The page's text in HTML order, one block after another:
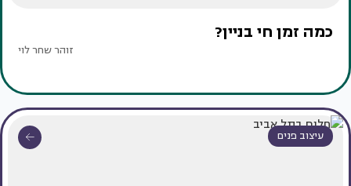
כמה זמן חי בניין?
זוהר שחר לוי
עיצוב פנים